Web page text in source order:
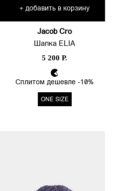
+ добавить в корзину
Jacob Cro
Шапка ELIA
5 200 Р.
Сплитом дешевле -10%
ONE SIZE